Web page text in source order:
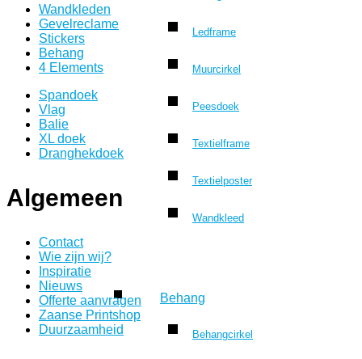
Ledframe
Muurcirkel
Peesdoek
Textielframe
Textielposter
Wandkleed
Behang
Behangcirkel
Wandkleden
Gevelreclame
Stickers
Behang
4 Elements
Spandoek
Vlag
Balie
XL doek
Dranghekdoek
Algemeen
Contact
Wie zijn wij?
Inspiratie
Nieuws
Offerte aanvragen
Zaanse Printshop
Duurzaamheid